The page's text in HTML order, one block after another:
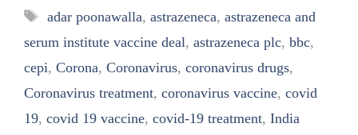
Tags
adar poonawalla, astrazeneca, astrazeneca and
serum institute vaccine deal, astrazeneca plc, bbc,
cepi, Corona, Coronavirus, coronavirus drugs,
Coronavirus treatment, coronavirus vaccine, covid
19, covid 19 vaccine, covid-19 treatment, India